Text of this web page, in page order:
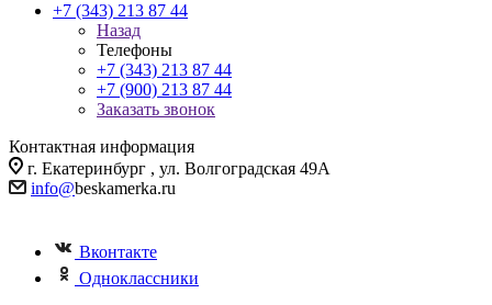
+7 (343) 213 87 44
Назад
Телефоны
+7 (343) 213 87 44
+7 (900) 213 87 44
Заказать звонок
Контактная информация
г. Екатеринбург , ул. Волгоградская 49А
info@beskamerka.ru
Вконтакте
Одноклассники